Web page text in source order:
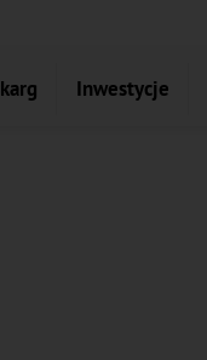
Inwestycje